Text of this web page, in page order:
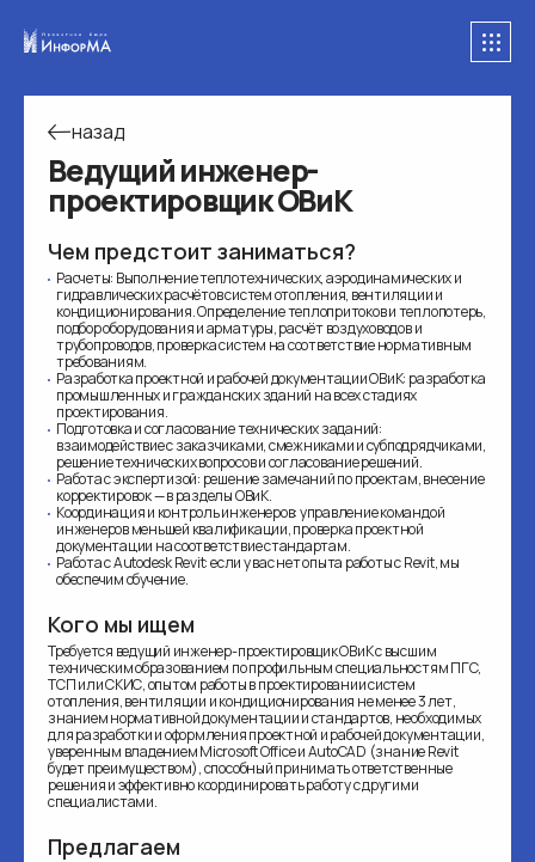
назад
Ведущий инженер-
проектировщик ОВиК
Чем предстоит заниматься?
Расчеты: Выполнение теплотехнических, аэродинамических и
гидравлических расчётов систем отопления, вентиляции и
кондиционирования. Определение теплопритоков и теплопотерь,
подбор оборудования и арматуры, расчёт воздуховодов и
трубопроводов, проверка систем на соответствие нормативным
требованиям.
Разработка проектной и рабочей документации ОВиК: разработка
промышленных и гражданских зданий на всех стадиях
проектирования.
Подготовка и согласование технических заданий:
взаимодействие с заказчиками, смежниками и субподрядчиками,
решение технических вопросов и согласование решений.
Работа с экспертизой: решение замечаний по проектам, внесение
корректировок — в разделы ОВиК.
Координация и контроль инженеров: управление командой
инженеров меньшей квалификации, проверка проектной
документации на соответствие стандартам.
Работа с Autodesk Revit: если у вас нет опыта работы с Revit, мы
обеспечим обучение.
Кого мы ищем
Требуется ведущий инженер-проектировщик ОВиК с высшим
техническим образованием по профильным специальностям ПГС,
ТСП или СКИС, опытом работы в проектировании систем
отопления, вентиляции и кондиционирования не менее 3 лет,
знанием нормативной документации и стандартов, необходимых
для разработки и оформления проектной и рабочей документации,
уверенным владением Microsoft Office и AutoCAD (знание Revit
будет преимуществом), способный принимать ответственные
решения и эффективно координировать работу с другими
специалистами.
Предлагаем